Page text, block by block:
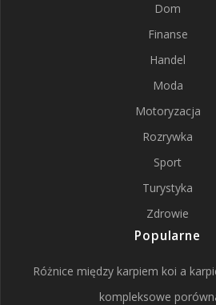
Dom
Finanse
Handel
Moda
Motoryzacja
Rozrywka
Sport
Turystyka
Zdrowie
Popularne
Różnice między karpiem koi a
kompleksowe